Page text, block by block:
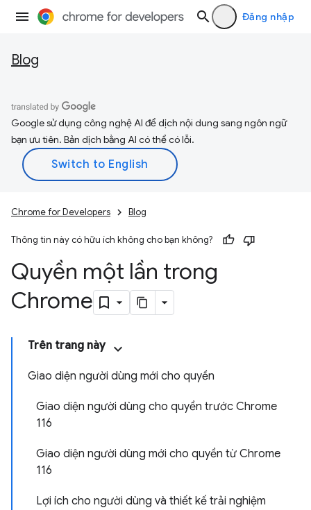
Đăng nhập
Blog
Google sử dụng công nghệ AI để dịch nội dung sang ngôn ngữ
bạn ưu tiên. Bản dịch bằng AI có thể có lỗi.
Chrome for Developers Blog
Thông tin này có hữu ích không cho bạn không?
Quyền một lần trong
Chrome
Trên trang này
Giao diện người dùng mới cho quyền
Giao diện người dùng cho quyền trước Chrome
116
Giao diện người dùng mới cho quyền từ Chrome
116
Lợi ích cho người dùng và thiết kế trải nghiệm